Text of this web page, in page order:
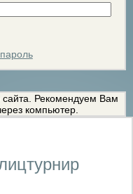
Рекомендуем Вам
компьютер.